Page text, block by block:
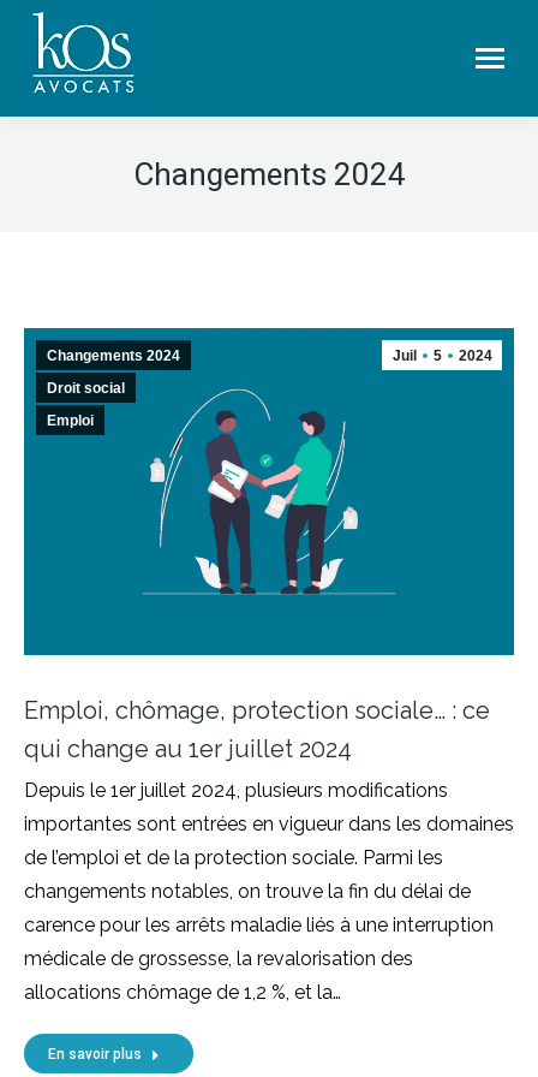
Changements 2024
Juil 5 2024
Changements 2024
Droit social
Emploi
Emploi, chômage, protection sociale… : ce
qui change au 1er juillet 2024
Depuis le 1er juillet 2024, plusieurs modifications
importantes sont entrées en vigueur dans les domaines
de l’emploi et de la protection sociale. Parmi les
changements notables, on trouve la fin du délai de
carence pour les arrêts maladie liés à une interruption
médicale de grossesse, la revalorisation des
allocations chômage de 1,2 %, et la…
En savoir plus